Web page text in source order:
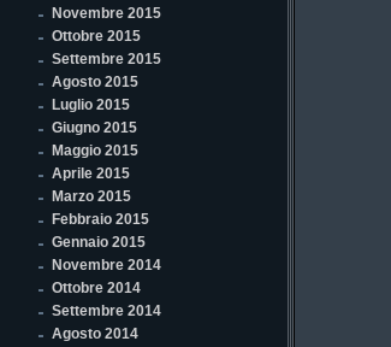
Novembre 2015
Ottobre 2015
Settembre 2015
Agosto 2015
Luglio 2015
Giugno 2015
Maggio 2015
Aprile 2015
Marzo 2015
Febbraio 2015
Gennaio 2015
Novembre 2014
Ottobre 2014
Settembre 2014
Agosto 2014